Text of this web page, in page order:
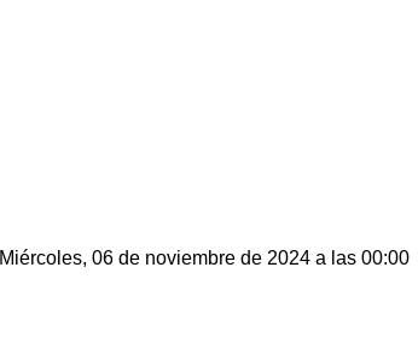
Miércoles, 06 de noviembre de 2024 a las 00:00